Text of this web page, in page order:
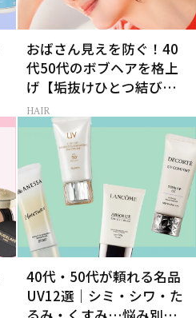
おばさん見えを防ぐ！40
代50代のボブヘアを格上
げ【垢抜けひとつ結び】
のルール
HAIR
40代・50代が頼れる名品
UV12選｜シミ・シワ・た